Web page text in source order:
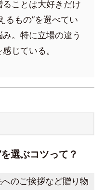
ことは大好きだけ
るもの”を選べてい
。特に立場の違う
じている。
選ぶコツって？
のご挨拶など贈り物